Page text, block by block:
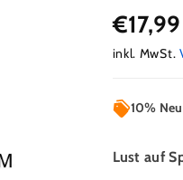
€17,99
inkl. MwSt.
10%
Lust auf